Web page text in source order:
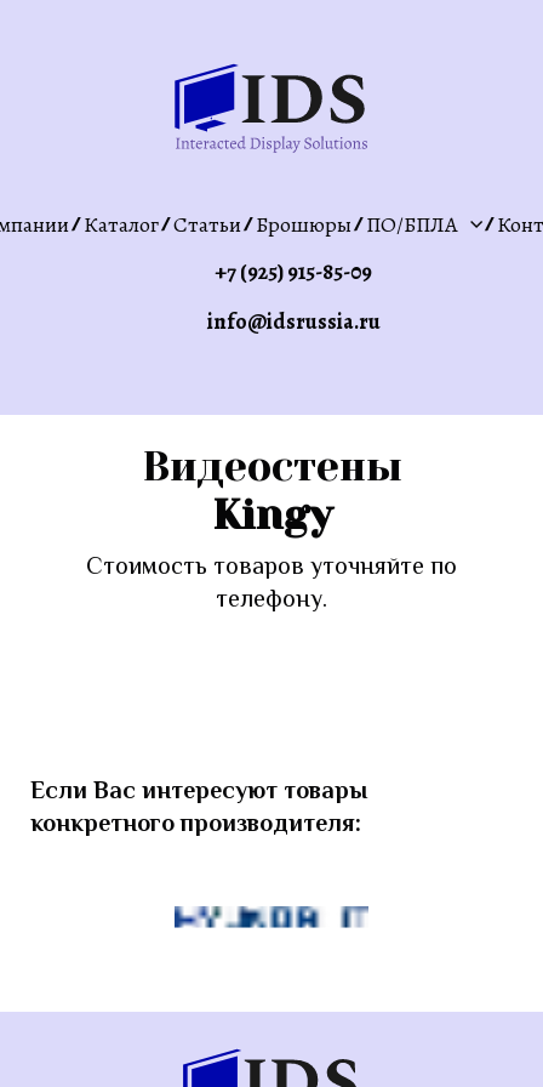
Каталог Статьи Брошюры ПО/БПЛА
+7 (925) 915-85-09
info@idsrussia.ru
Видеостены
Kingy
Стоимость товаров уточняйте по
телефону.
Если Вас интересуют товары
конкретного производителя: